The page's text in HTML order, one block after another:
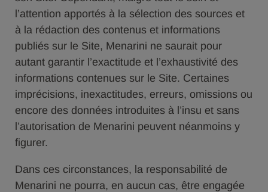
l’attention apportés à la sélection des sources et
à la rédaction des contenus et informations
publiés sur le Site, Menarini ne saurait pour
autant garantir l’exactitude et l’exhaustivité des
informations contenues sur le Site. Certaines
imprécisions, inexactitudes, erreurs, omissions ou
encore des données introduites à l’insu et sans
l’autorisation de Menarini peuvent néanmoins y
figurer.
Dans ces circonstances, la responsabilité de
Menarini ne pourra, en aucun cas, être engagée